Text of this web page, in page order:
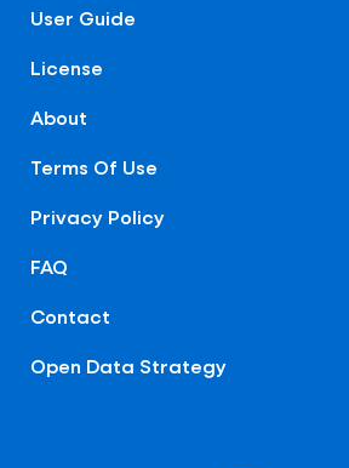
User Guide
License
About
Terms Of Use
Privacy Policy
FAQ
Contact
Open Data Strategy